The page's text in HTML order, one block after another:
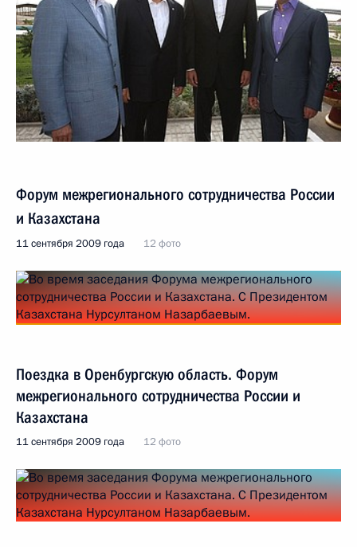
Форум межрегионального сотрудничества России
и Казахстана
11 сентября 2009 года 12 фото
Поездка в Оренбургскую область. Форум
межрегионального сотрудничества России и
Казахстана
11 сентября 2009 года 12 фото